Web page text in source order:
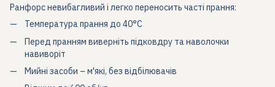
Ранфорс невибагливий і легко переносить часті прання:
Температура прання до 40°C
Перед пранням виверніть підковдру та наволочки
навиворіт
Мийні засоби – м'які, без відбілювачів